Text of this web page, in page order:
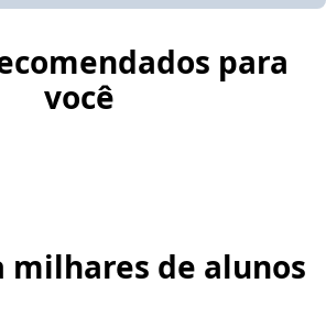
para
você
milhares de alunos